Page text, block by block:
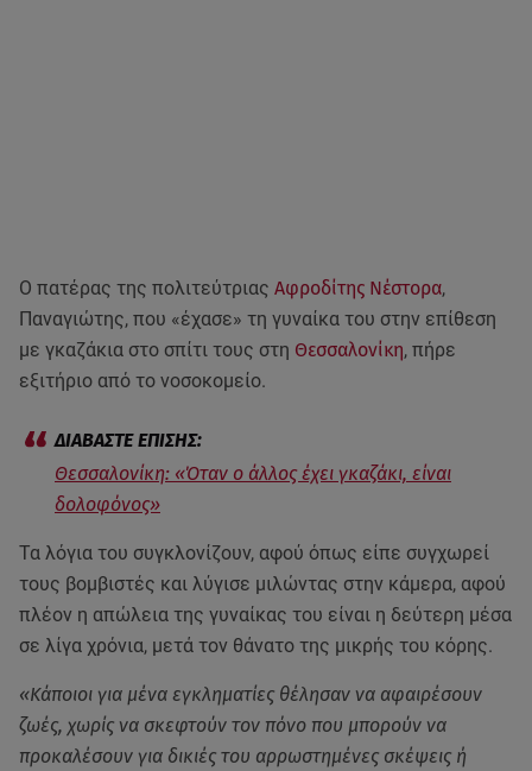
Ο πατέρας της πολιτεύτριας Αφροδίτης Νέστορα,
Παναγιώτης, που «έχασε» τη γυναίκα του στην επίθεση
με γκαζάκια στο σπίτι τους στη Θεσσαλονίκη, πήρε
εξιτήριο από το νοσοκομείο.
Θεσσαλονίκη: «Όταν ο άλλος έχει γκαζάκι, είναι
δολοφόνος»
Τα λόγια του συγκλονίζουν, αφού όπως είπε συγχωρεί
τους βομβιστές και λύγισε μιλώντας στην κάμερα, αφού
πλέον η απώλεια της γυναίκας του είναι η δεύτερη μέσα
σε λίγα χρόνια, μετά τον θάνατο της μικρής του κόρης.
«Κάποιοι για μένα εγκληματίες θέλησαν να αφαιρέσουν
ζωές, χωρίς να σκεφτούν τον πόνο που μπορούν να
προκαλέσουν για δικιές του αρρωστημένες σκέψεις ή